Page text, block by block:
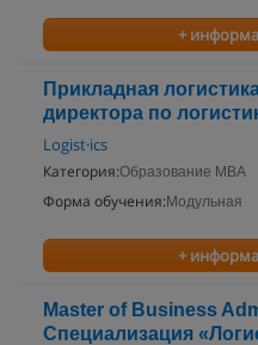
+
Прикладная
директора по
Logist·ics
Категория:Образование MBA
Форма обучения: Модульная
+
Master of Business
Специализация